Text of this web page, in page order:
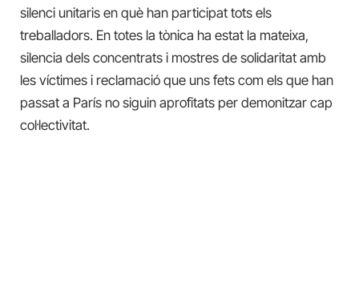
silenci unitaris en què han participat tots els
treballadors. En totes la tònica ha estat la mateixa,
silencia dels concentrats i mostres de solidaritat amb
les víctimes i reclamació que uns fets com els que han
passat a París no siguin aprofitats per demonitzar cap
col·lectivitat.